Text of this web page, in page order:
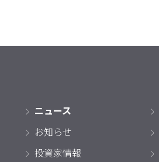
ニュース
お知らせ
投資家情報